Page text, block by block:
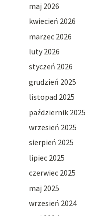
maj 2026
kwiecień 2026
marzec 2026
luty 2026
styczeń 2026
grudzień 2025
listopad 2025
październik 2025
wrzesień 2025
sierpień 2025
lipiec 2025
czerwiec 2025
maj 2025
wrzesień 2024